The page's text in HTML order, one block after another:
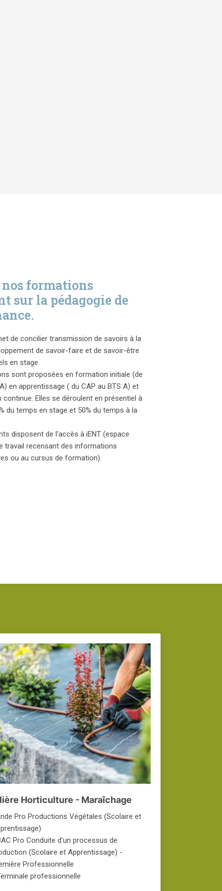
nos formations
sur la pédagogie de
de concilier transmission de savoirs à la
de savoir-faire et de savoir-être
en stage.
sont proposées en formation initiale (de
en apprentissage ( du CAP au BTS A) et
Elles se déroulent en présentiel à
du temps en stage et 50% du temps à la
disposent de l’accès à iENT (espace
travail recensant des informations
ou au cursus de formation).
Horticulture - Maraîchage
Pro Productions Végétales (Scolaire et
Pro Conduite d'un processus de
(Scolaire et Apprentissage) -
Professionnelle
professionnelle